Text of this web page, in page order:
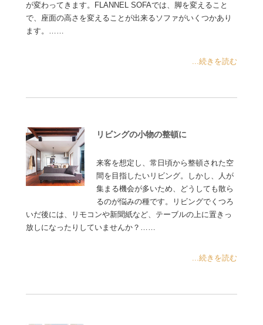
が変わってきます。FLANNEL SOFAでは、脚を変えること
で、座面の高さを変えることが出来るソファがいくつかあり
ます。……
...続きを読む
リビングの小物の整頓に
来客を想定し、常日頃から整頓された空
間を目指したいリビング。しかし、人が
集まる機会が多いため、どうしても散ら
るのが悩みの種です。リビングでくつろ
いだ後には、リモコンや新聞紙など、テーブルの上に置きっ
放しになったりしていませんか？……
...続きを読む